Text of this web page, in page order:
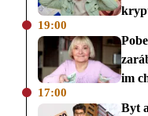
19:00
im
17:00
Byt